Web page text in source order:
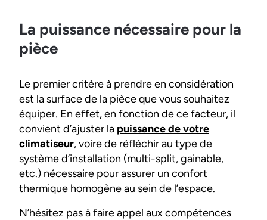
La puissance nécessaire pour la
pièce
Le premier critère à prendre en considération
est la surface de la pièce que vous souhaitez
équiper. En effet, en fonction de ce facteur, il
convient d’ajuster la puissance de votre
climatiseur, voire de réfléchir au type de
système d’installation (multi-split, gainable,
etc.) nécessaire pour assurer un confort
thermique homogène au sein de l’espace.
N’hésitez pas à faire appel aux compétences